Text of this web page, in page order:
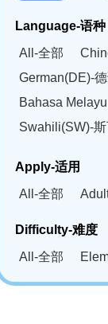
Language-语种
All-全部
German(DE)-
Bahasa
Swahili(SW)-
Apply-适用
All-全部
Difficulty-难度
All-全部